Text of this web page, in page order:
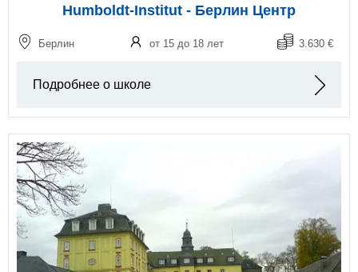
Humboldt-Institut - Берлин Центр
Берлин от 15 до 18 лет 3.630 €
Подробнее о школе